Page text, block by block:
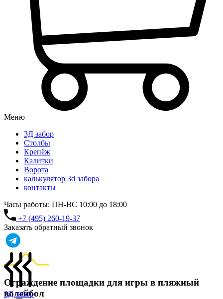
Меню
3Д забор
Столбы
Крепёж
Калитки
Ворота
калькулятор 3d забора
контакты
Часы работы: ПН-ВС 10:00 до 18:00
+7 (495) 260-19-37
Заказать обратный звонок
3Д забор
Ограждение площадки для игры в пляжный
волейбол